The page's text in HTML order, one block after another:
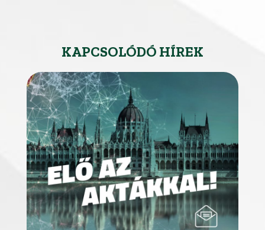
KAPCSOLÓDÓ HÍREK